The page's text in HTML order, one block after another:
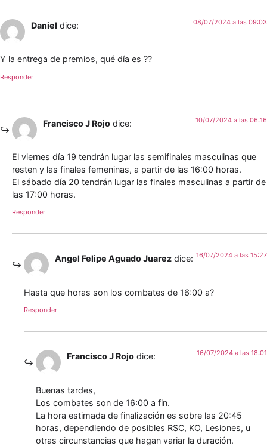
Daniel dice: 08/07/2024 a las 09:03
Y la entrega de premios, qué día es ??
Responder
Francisco J Rojo dice: 10/07/2024 a las 06:16
El viernes día 19 tendrán lugar las semifinales masculinas que
resten y las finales femeninas, a partir de las 16:00 horas.
El sábado día 20 tendrán lugar las finales masculinas a partir de
las 17:00 horas.
Responder
Angel Felipe Aguado Juarez dice: 16/07/2024 a las 15:27
Hasta que horas son los combates de 16:00 a?
Responder
Francisco J Rojo dice: 16/07/2024 a las 18:01
Buenas tardes,
Los combates son de 16:00 a fin.
La hora estimada de finalización es sobre las 20:45
horas, dependiendo de posibles RSC, KO, Lesiones, u
otras circunstancias que hagan variar la duración.